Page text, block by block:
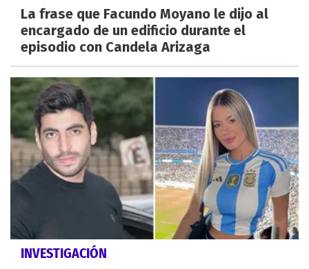
La frase que Facundo Moyano le dijo al
encargado de un edificio durante el
episodio con Candela Arizaga
INVESTIGACIÓN